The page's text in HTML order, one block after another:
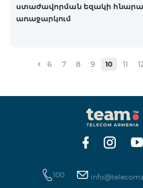
ստաժավորման եզակի
առաջարկում
6 7 8 9 10 11
100